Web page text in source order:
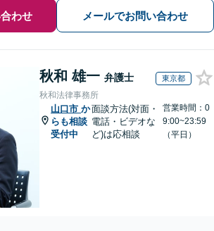
わせ メールでお問い合わせ
秋和 雄一 弁護士 東京都
秋和法律事務所
山口市 か
らも相談
受付中
面談方法(対面・
電話・ビデオな
ど)は応相談
営業時間：0
9:00~23:59
（平日）